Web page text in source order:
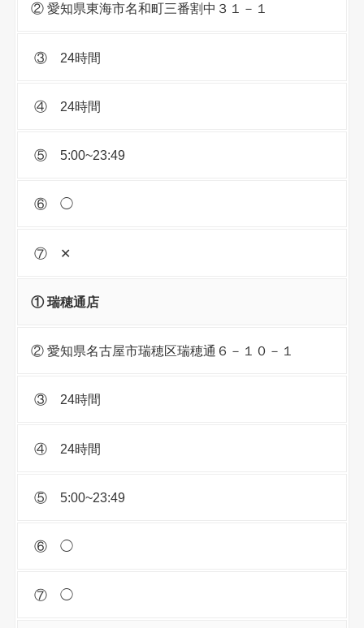
② 愛知県東海市名和町三番割中３１－１
③ 24時間
④ 24時間
⑤ 5:00~23:49
⑥ ◯
⑦ ✕
① 瑞穂通店
② 愛知県名古屋市瑞穂区瑞穂通６－１０－１
③ 24時間
④ 24時間
⑤ 5:00~23:49
⑥ ◯
⑦ ◯